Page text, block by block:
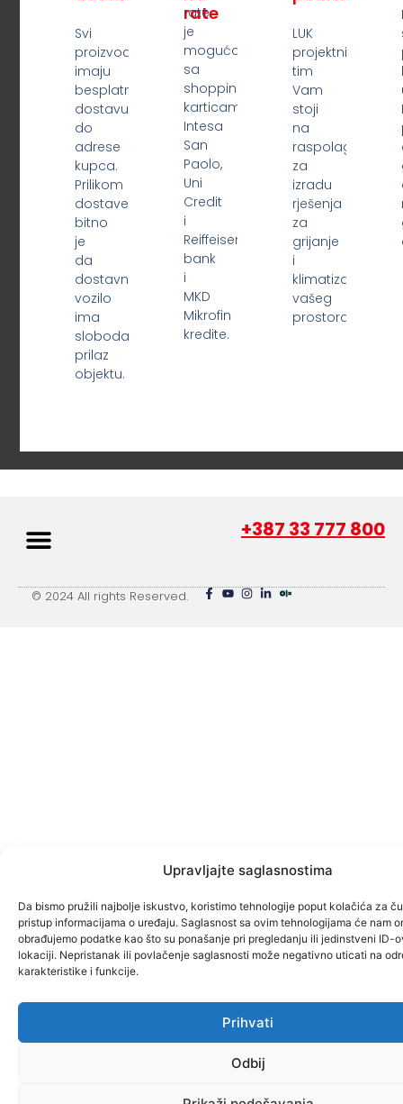
Upravljajte saglasnostima
Da bismo pružili najbolje iskustvo, koristimo tehnologije poput kolačića za
pristup informacijama o uređaju. Saglasnost sa ovim tehnologijama će nam
obrađujemo podatke kao što su ponašanje pri pregledanju ili jedinstveni ID-
lokaciji. Nepristanak ili povlačenje saglasnosti može negativno uticati na
karakteristike i funkcije.
Prihvati
Odbij
Svi
proizvodi
imaju
besplatnu
dostavu
do
adrese
kupca.
Prilikom
dostave
bitno
je
da
dostavno
vozilo
ima
slobodan
prilaz
objektu.
rate
rate
je
moguća
sa
shopping
karticama
Intesa
San
Paolo,
Uni
Credit
i
Reiffeisen
bank
i
MKD
Mikrofin
kredite.
LUK
projektni
tim
Vam
stoji
na
raspolaganju
za
izradu
rješenja
za
grijanje
i
klimatizaciju
vašeg
prostora.
+387 33 777 800
© 2024 All rights Reserved.